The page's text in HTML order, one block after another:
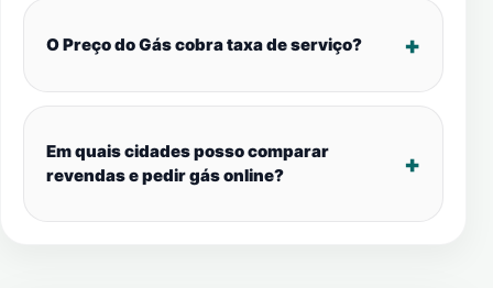
O Preço do Gás cobra taxa de serviço?
Em quais cidades posso comparar
revendas e pedir gás online?